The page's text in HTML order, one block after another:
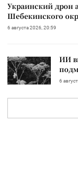
Украинский дрон
Шебекинского
6 августа 2026, 20:59
ИИ
6